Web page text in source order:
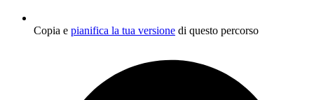
Copia e pianifica la tua versione di questo percorso